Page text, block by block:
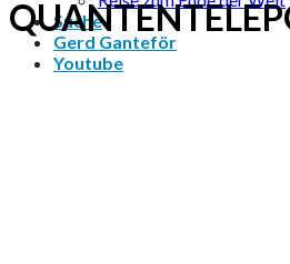
Suche
Gerd Ganteför
Youtube